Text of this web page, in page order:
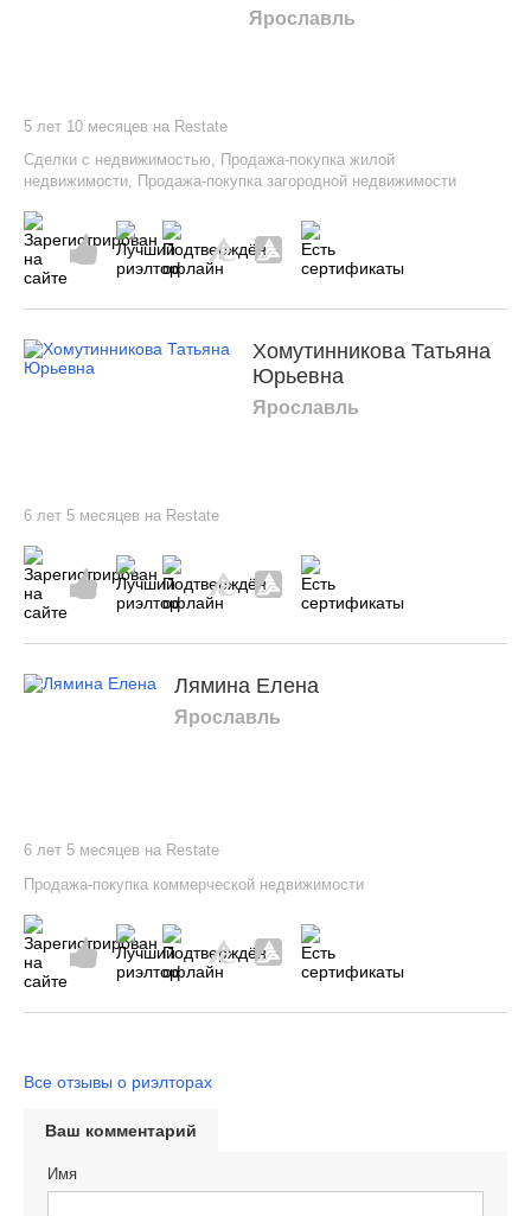
Ярославль
5 лет 10 месяцев на Restate
Сделки с недвижимостью, Продажа-покупка жилой
недвижимости, Продажа-покупка загородной недвижимости
Хомутинникова Татьяна
Юрьевна
Ярославль
6 лет 5 месяцев на Restate
Лямина Елена
Ярославль
6 лет 5 месяцев на Restate
Продажа-покупка коммерческой недвижимости
Все отзывы о риэлторах
Ваш комментарий
Имя